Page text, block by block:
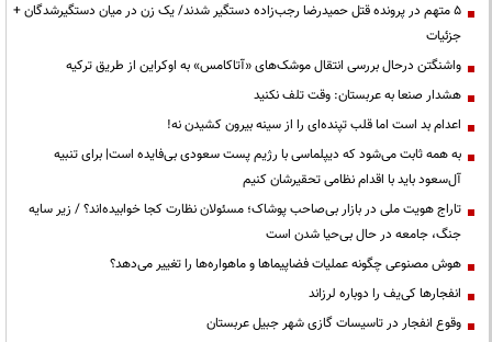
۵ متهم در پرونده قتل حمیدرضا رجب‌زاده دستگیر شدند/ یک زن در میان دستگیرشدگان +
جزئیات
واشنگتن درحال بررسی انتقال موشک‌های «آتاکامس» به اوکراین از طریق ترکیه
هشدار صنعا به عربستان: وقت تلف نکنید
اعدام بد است اما قلب تپنده‌ای را از سینه بیرون کشیدن نه!
به همه ثابت می‌شود که دیپلماسی با رژیم پست سعودی بی‌فایده است| برای تنبیه
آل‌سعود باید با اقدام نظامی تحقیرشان کنیم
تاراج هویت ملی در بازار بی‌صاحب پوشاک؛ مسئولان نظارت کجا خوابیده‌اند؟ / زیر سایه
جنگ، جامعه در حال بی‌حیا شدن است
هوش مصنوعی چگونه عملیات فضاپیماها و ماهواره‌ها را تغییر می‌دهد؟
انفجارها کی‌یف را دوباره لرزاند
وقوع انفجار در تاسیسات گازی شهر جبیل عربستان